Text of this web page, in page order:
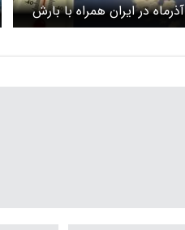
آذرماه در ایران همراه با بارش
خواهد بود؟+ ویدئو